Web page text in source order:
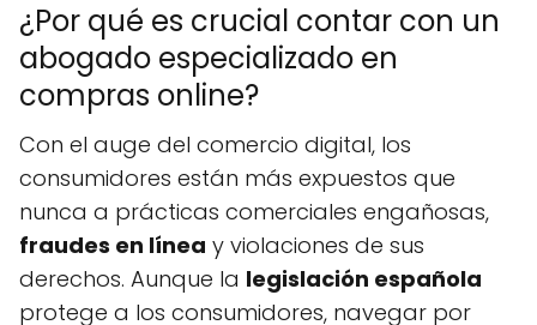
¿Por qué es crucial contar con un
abogado especializado en
compras online?
Con el auge del comercio digital, los
consumidores están más expuestos que
nunca a prácticas comerciales engañosas,
fraudes en línea y violaciones de sus
derechos. Aunque la legislación española
protege a los consumidores, navegar por